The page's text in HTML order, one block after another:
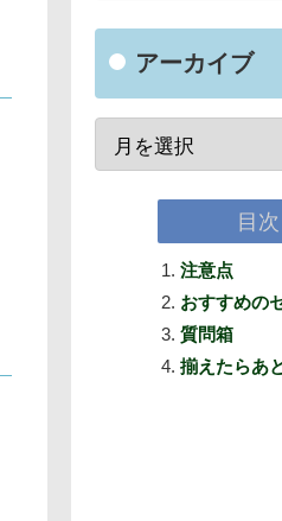
アーカイブ
目次
注意点
おすすめの
質問箱
揃えたらあ